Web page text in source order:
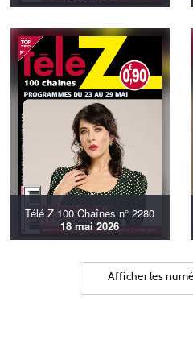
Télé Z 100 Chaînes n° 2280
18 mai 2026
Afficher les